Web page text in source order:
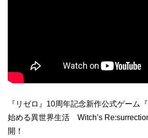
『リゼロ』10周年記念新作公式ゲーム
始める異世界生活 Witch’s
開！